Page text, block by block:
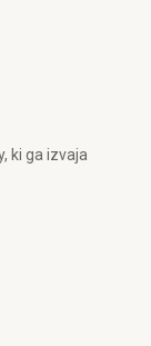
ki ga izvaja